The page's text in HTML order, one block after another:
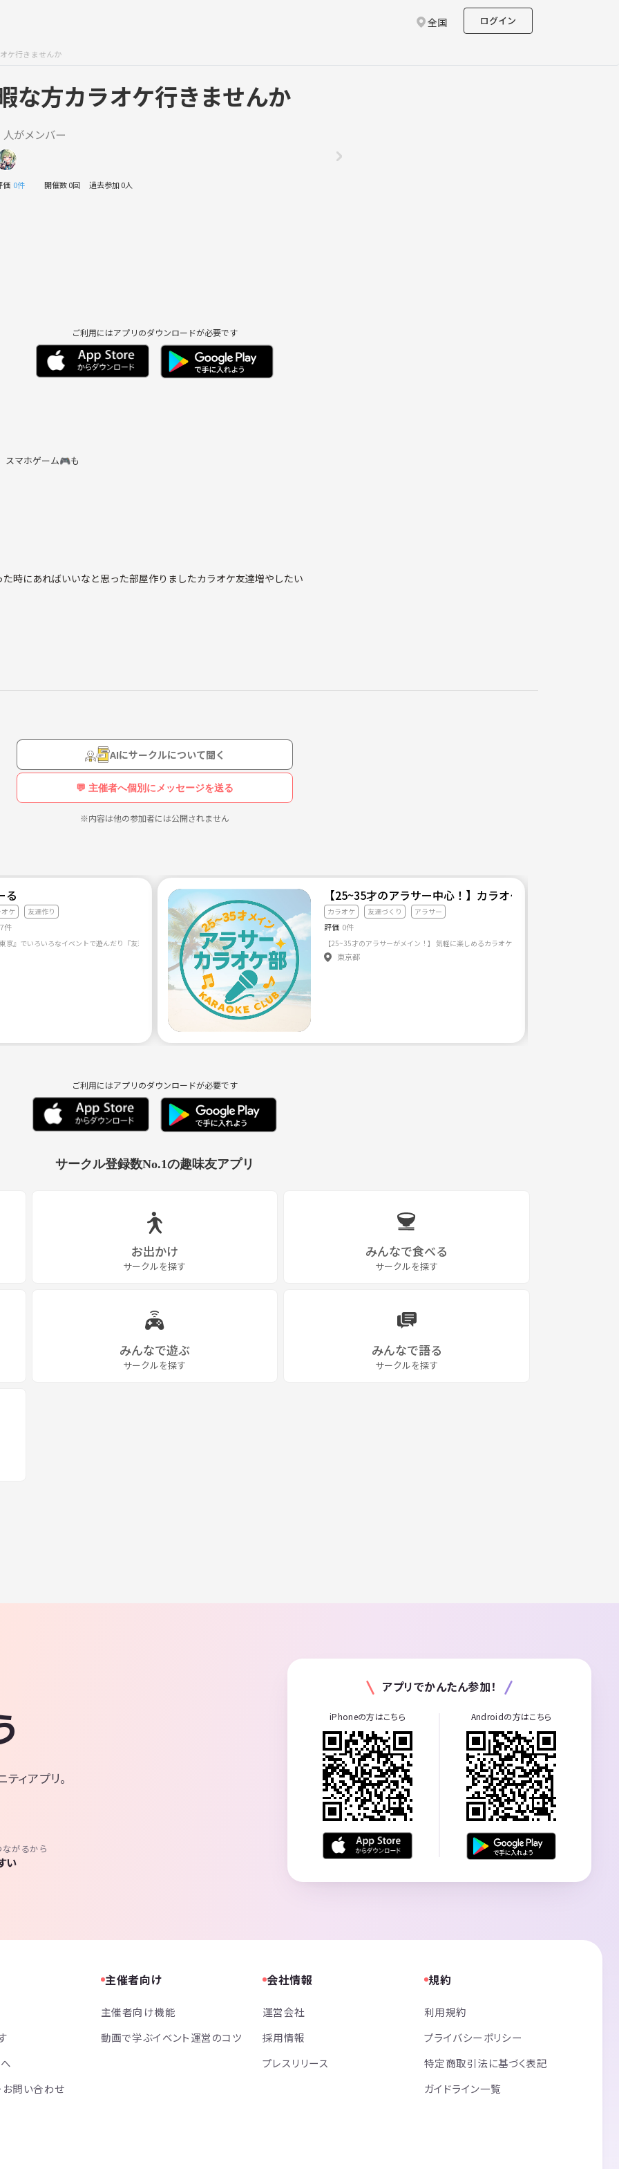
全国 ログイン
ケ行きませんか
な方カラオケ行きませんか
人がメンバー
価 0件 開催数 0回 過去参加 0人
ご利用にはアプリのダウンロードが必要です
スマホゲーム🎮も
時にあればいいなと思った部屋作りましたカラオケ友達増やしたい
AIにサークルについて聞く
💬 主催者へ個別にメッセージを送る
※内容は他の参加者には公開されません
る
ケ 友達作り
件
【25~35才のアラサー中心！】カラオケサークル🎤
カラオケ 友達づくり アラサー
評価 0件
東京都
ご利用にはアプリのダウンロードが必要です
サークル登録数No.1の趣味友アプリ
お出かけ
サークルを探す
みんなで食べる
サークルを探す
みんなで遊ぶ
サークルを探す
みんなで語る
サークルを探す
ィアプリ。
がるから
い
アプリでかんたん参加！
iPhoneの方はこちら Androidの方はこちら
お問い合わせ
主催者向け
主催者向け機能
動画で学ぶイベント運営のコツ
会社情報
運営会社
採用情報
プレスリリース
規約
利用規約
プライバシーポリシー
特定商取引法に基づく表記
ガイドライン一覧